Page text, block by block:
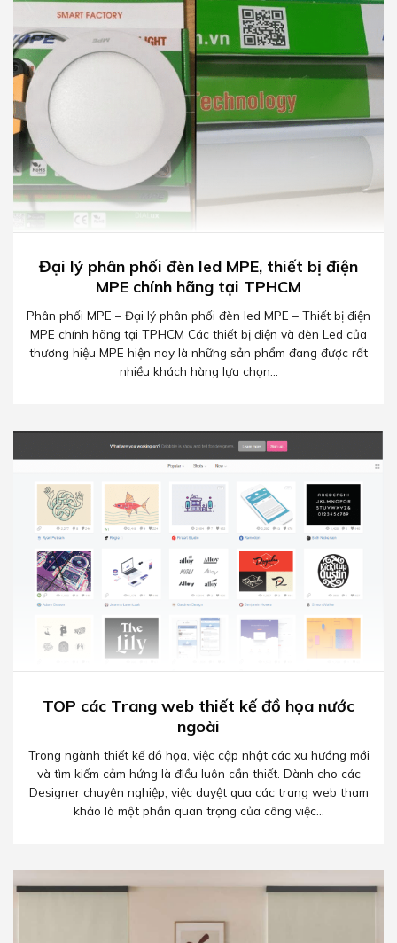
Đại lý phân phối đèn led MPE, thiết bị điện
MPE chính hãng tại TPHCM
Phân phối MPE – Đại lý phân phối đèn led MPE – Thiết bị điện
MPE chính hãng tại TPHCM Các thiết bị điện và đèn Led của
thương hiệu MPE hiện nay là những sản phẩm đang được rất
nhiều khách hàng lựa chọn...
TOP các Trang web thiết kế đồ họa nước
ngoài
Trong ngành thiết kế đồ họa, việc cập nhật các xu hướng mới
và tìm kiếm cảm hứng là điều luôn cần thiết. Dành cho các
Designer chuyên nghiệp, việc duyệt qua các trang web tham
khảo là một phần quan trọng của công việc...